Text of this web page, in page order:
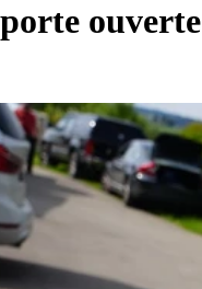
ouverte